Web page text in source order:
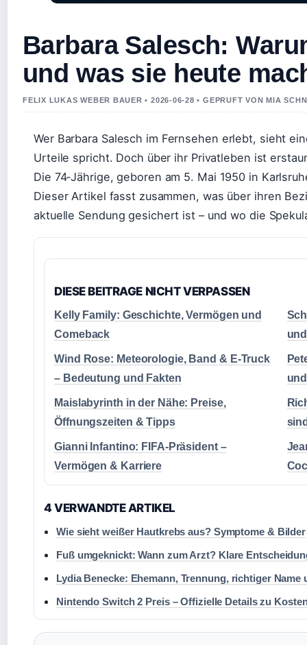
Barbara Salesch:
und was sie heute
FELIX LUKAS WEBER BAUER • 2026-06-28 • GEPRUFT VON MIA
Wer Barbara Salesch im Fernsehen erlebt, sieht
Urteile spricht. Doch über ihr Privatleben ist
Die 74‑Jährige, geboren am 5. Mai 1950 in
Dieser Artikel fasst zusammen, was über ihren
aktuelle Sendung gesichert ist – und wo die
DIESE BEITRAGE NICHT VERPASSEN
Kelly Family: Geschichte, Vermögen und
Comeback
Wind Rose: Meteorologie, Band & E-Truck
– Bedeutung und Fakten
Maislabyrinth in der Nähe: Preise,
Öffnungszeiten & Tipps
Gianni Infantino: FIFA-Präsident –
Vermögen & Karriere
4 VERWANDTE ARTIKEL
Wie sieht weißer Hautkrebs aus? Symptome & Bilder
Fuß umgeknickt: Wann zum Arzt? Klare
Lydia Benecke: Ehemann, Trennung, richtiger Name
Nintendo Switch 2 Preis – Offizielle Details zu